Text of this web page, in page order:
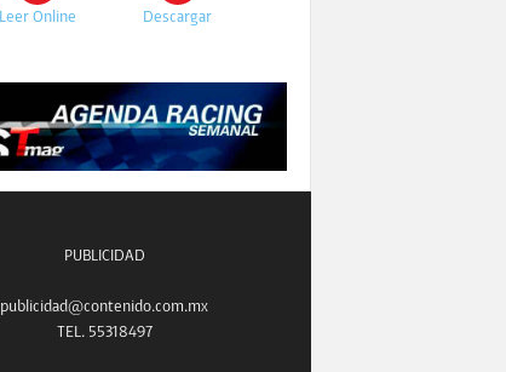
Leer Online Descargar
PUBLICIDAD
publicidad@contenido.com.mx
TEL. 55318497